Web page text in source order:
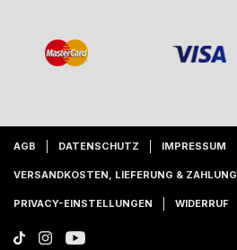
AGB DATENSCHUTZ IMPRESSUM
VERSANDKOSTEN, LIEFERUNG & ZAHLUNG
PRIVACY-EINSTELLUNGEN WIDERRUF